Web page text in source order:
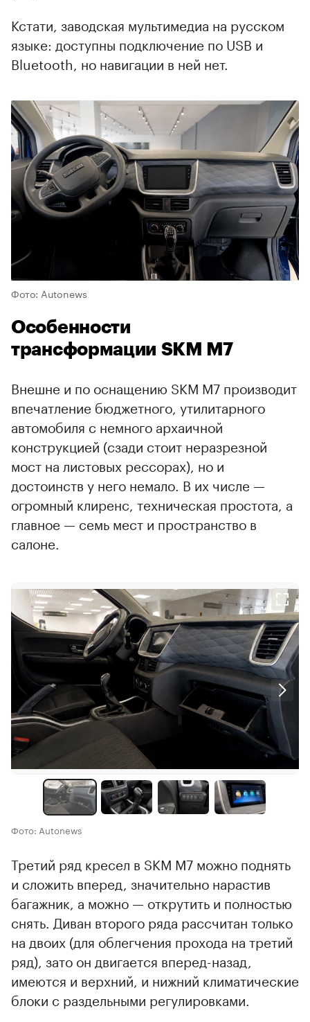
Кстати, заводская мультимедиа на русском
языке: доступны подключение по USB и
Bluetooth, но навигации в ней нет.
Фото: Autonews
Особенности
трансформации SKM M7
Внешне и по оснащению SKM M7 производит
впечатление бюджетного, утилитарного
автомобиля с немного архаичной
конструкцией (сзади стоит неразрезной
мост на листовых рессорах), но и
достоинств у него немало. В их числе —
огромный клиренс, техническая простота, а
главное — семь мест и пространство в
салоне.
Фото: Autonews
Третий ряд кресел в SKM M7 можно поднять
и сложить вперед, значительно нарастив
багажник, а можно — открутить и полностью
снять. Диван второго ряда рассчитан только
на двоих (для облегчения прохода на третий
ряд), зато он двигается вперед-назад,
имеются и верхний, и нижний климатические
блоки с раздельными регулировками.